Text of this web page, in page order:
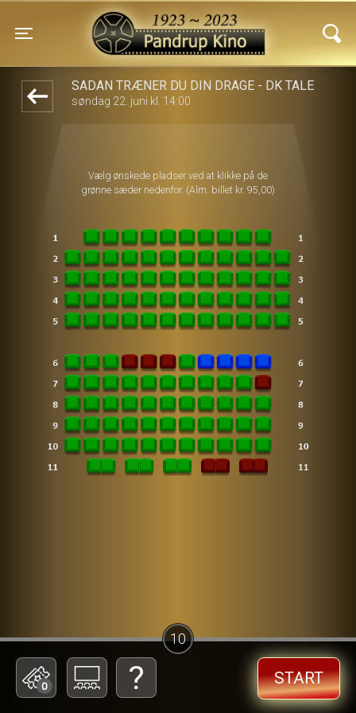
Toggle navigation
Pandrup Kino
SÅDAN TRÆNER DU DIN DRAGE - DK TALE
søndag 22. juni kl. 14:00
Vælg ønskede pladser ved at klikke på de
grønne sæder nedenfor. (Alm. billet kr. 95,00)
0 START
10
front05-temp 032140